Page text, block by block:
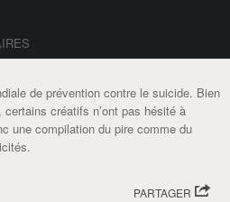
de prévention contre le suicide. Bien
créatifs n’ont pas hésité à
une compilation du pire comme du
PARTAGER